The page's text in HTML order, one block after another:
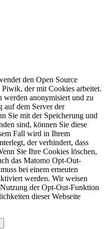
den Open Source
der mit Cookies arbeitet.
werden anonymisiert und zu
auf dem Server der
Sie mit der Speicherung und
sind, können Sie diese
Fall wird in Ihrem
der verhindert, dass
Sie Ihre Cookies löschen,
das Matomo Opt-Out-
bei einem erneuten
werden. Wir weisen
der Opt-Out-Funktion
dieser Webseite